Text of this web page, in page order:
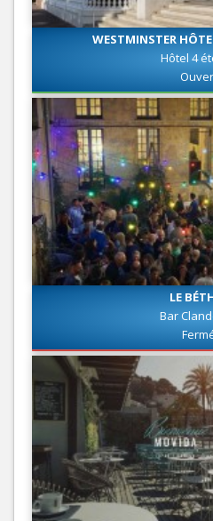
WESTMINSTER
Hôtel 4
LE
Bar